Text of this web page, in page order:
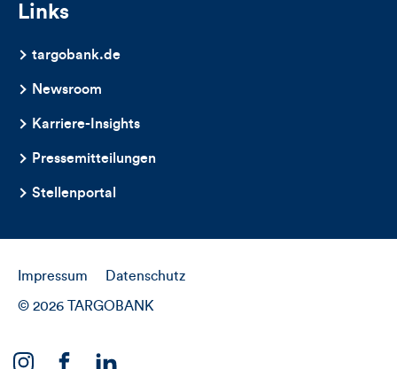
Links
targobank.de
Newsroom
Karriere-Insights
Pressemitteilungen
Stellenportal
Impressum Datenschutz
© 2026 TARGOBANK